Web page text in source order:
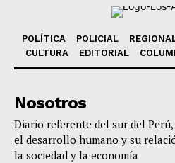
POLÍTICA POLICIAL
CULTURA
EDITORIAL
Nosotros
Diario referente del sur del
el desarrollo humano y su
la sociedad y la economía